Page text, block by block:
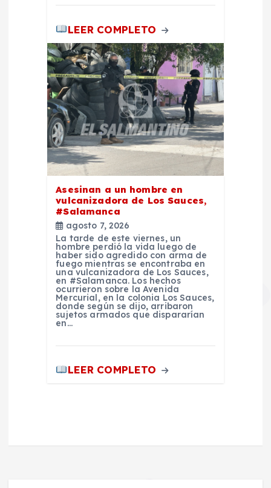
LEER COMPLETO
Asesinan a un hombre en
vulcanizadora de Los Sauces,
#Salamanca
agosto 7, 2026
La tarde de este viernes, un
hombre perdió la vida luego de
haber sido agredido con arma de
fuego mientras se encontraba en
una vulcanizadora de Los Sauces,
en #Salamanca. Los hechos
ocurrieron sobre la Avenida
Mercurial, en la colonia Los Sauces,
donde según se dijo, arribaron
sujetos armados que dispararían
en…
LEER COMPLETO